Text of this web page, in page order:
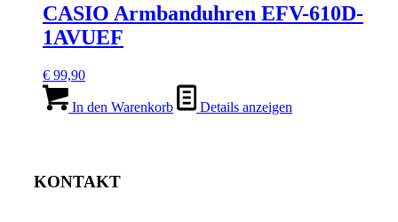
CASIO Armbanduhren EFV-610D-
1AVUEF
€ 99,90
In den Warenkorb Details anzeigen
KONTAKT